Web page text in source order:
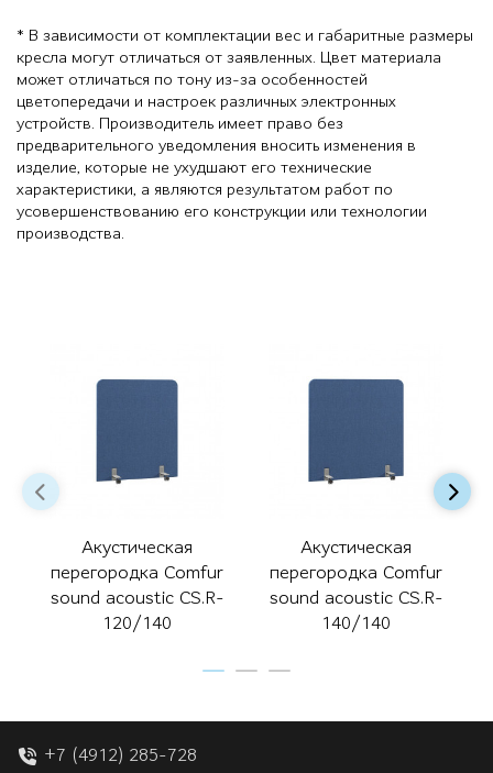
* В зависимости от комплектации вес и габаритные размеры
кресла могут отличаться от заявленных. Цвет материала
может отличаться по тону из-за особенностей
цветопередачи и настроек различных электронных
устройств. Производитель имеет право без
предварительного уведомления вносить изменения в
изделие, которые не ухудшают его технические
характеристики, а являются результатом работ по
усовершенствованию его конструкции или технологии
производства.
Акустическая
перегородка Comfur
sound acoustic CS.R-
120/140
Акустическая
перегородка Comfur
sound acoustic CS.R-
140/140
+7 (4912) 285-728